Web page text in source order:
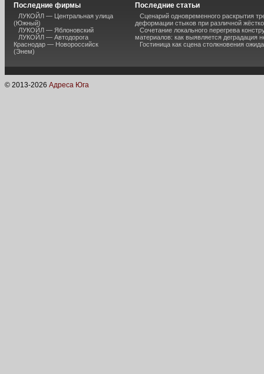
Последние фирмы
ЛУКОЙЛ — Центральная улица
(Южный)
ЛУКОЙЛ — Яблоновский
ЛУКОЙЛ — Автодорога
Краснодар — Новороссийск
(Энем)
Последние статьи
Сценарий одновременного раскрытия
деформации стыков при различной
Сочетание локального перегрева
материалов: как выявляется деградация
Гостиница как сцена столкновения
© 2013-2026 Адреса Юга